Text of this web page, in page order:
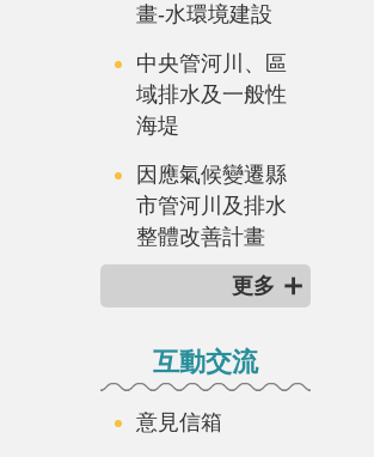
畫-水環境建設
中央管河川、區
域排水及一般性
海堤
因應氣候變遷縣
市管河川及排水
整體改善計畫
更多
互動交流
意見信箱